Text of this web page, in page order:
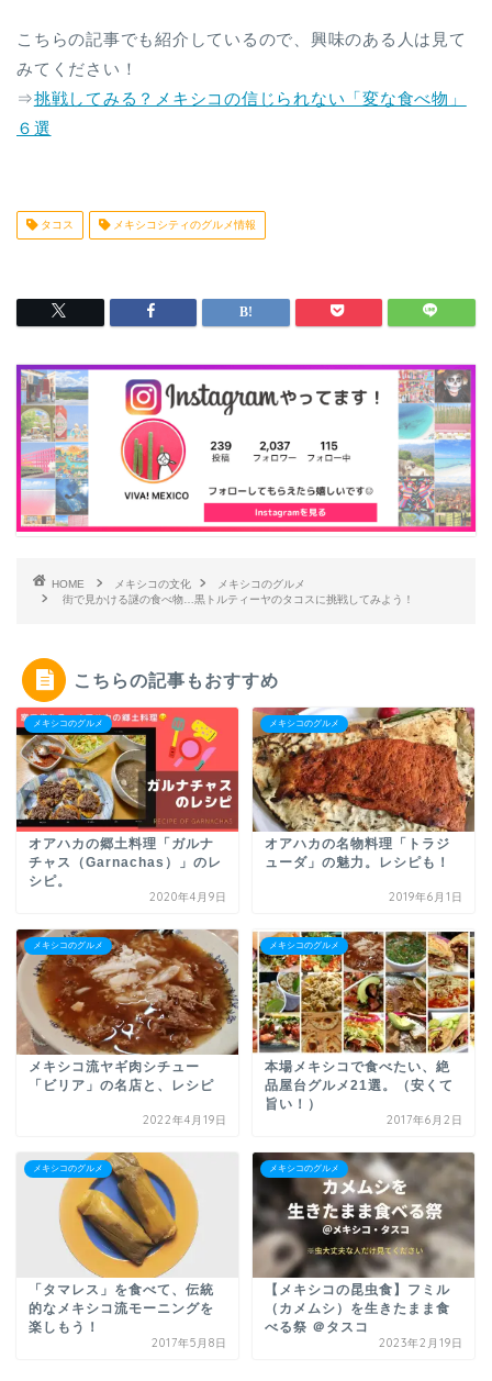
こちらの記事でも紹介しているので、興味のある人は見て
みてください！
⇒挑戦してみる？メキシコの信じられない「変な食べ物」
６選
タコス メキシコシティのグルメ情報
HOME メキシコの文化
メキシコのグルメ
街で見かける謎の食べ物…黒トルティーヤのタコスに挑戦してみよう！
こちらの記事もおすすめ
メキシコのグルメ
オアハカの郷土料理「ガルナ
チャス（Garnachas）」のレ
シピ。
2020年4月9日
メキシコのグルメ
オアハカの名物料理「トラジ
ューダ」の魅力。レシピも！
2019年6月1日
メキシコのグルメ
メキシコ流ヤギ肉シチュー
「ビリア」の名店と、レシピ
2022年4月19日
メキシコのグルメ
本場メキシコで食べたい、絶
品屋台グルメ21選。（安くて
旨い！）
2017年6月2日
メキシコのグルメ
「タマレス」を食べて、伝統
的なメキシコ流モーニングを
楽しもう！
2017年5月8日
メキシコのグルメ
【メキシコの昆虫食】フミル
（カメムシ）を生きたまま食
べる祭 ＠タスコ
2023年2月19日